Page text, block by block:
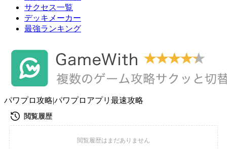
サクセス一覧
デッキメーカー
最強ランキング
パワプロ攻略|パワプロアプリ最速攻略